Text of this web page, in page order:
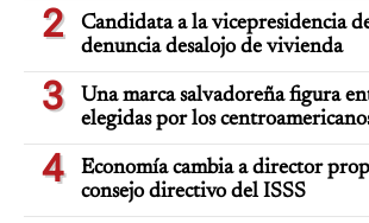
2
Candidata a la vicepresidencia
denuncia desalojo de vivienda
3
Una marca salvadoreña figura
elegidas por los
4
Economía cambia a director
consejo directivo del ISSS